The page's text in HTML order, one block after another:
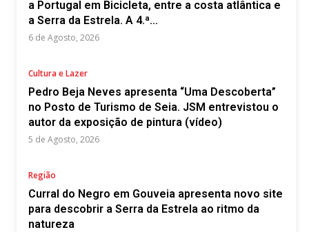
a Portugal em Bicicleta, entre a costa atlântica e
a Serra da Estrela. A 4.ª...
6 de Agosto, 2026
Cultura e Lazer
Pedro Beja Neves apresenta “Uma Descoberta”
no Posto de Turismo de Seia. JSM entrevistou o
autor da exposição de pintura (vídeo)
5 de Agosto, 2026
Região
Curral do Negro em Gouveia apresenta novo site
para descobrir a Serra da Estrela ao ritmo da
natureza